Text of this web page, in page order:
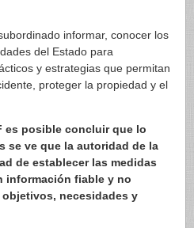
informar, conocer los
del Estado para
y estrategias que permitan
proteger la propiedad y el
es posible concluir que lo
se ve que la autoridad de la
de establecer las medidas
información fiable y no
objetivos, necesidades y